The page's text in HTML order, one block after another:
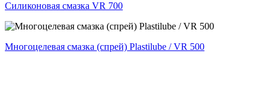
Силиконовая смазка VR 700
Многоцелевая смазка (спрей) Plastilube / VR 500